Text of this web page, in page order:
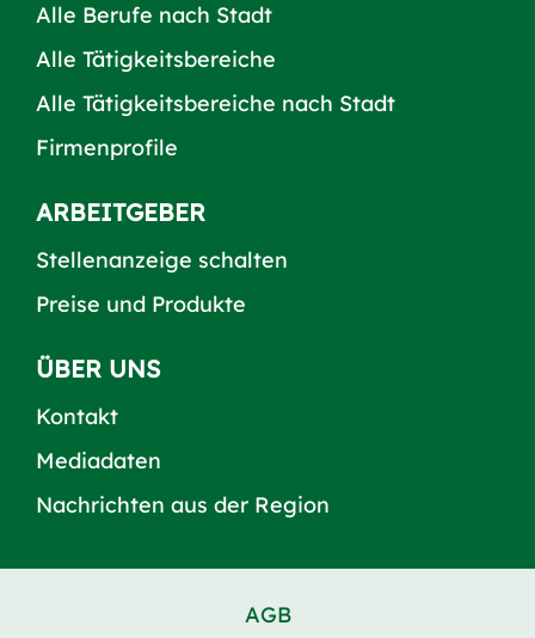
Alle Berufe nach Stadt
Alle Tätigkeitsbereiche
Alle Tätigkeitsbereiche nach Stadt
Firmenprofile
ARBEITGEBER
Stellenanzeige schalten
Preise und Produkte
ÜBER UNS
Kontakt
Mediadaten
Nachrichten aus der Region
AGB